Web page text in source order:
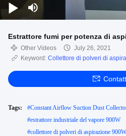
Estrattore fumi per potenza di
Other Videos
July 26, 2021
Keyword: Collettore di polveri di
Tags: #Constant Airflow Suction Dust
#estrattore industriale del vapore 900W
#collettore di polveri di aspirazione 900W